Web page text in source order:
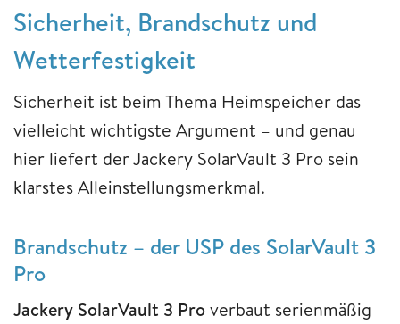
Sicherheit, Brandschutz und
Wetterfestigkeit
Sicherheit ist beim Thema Heimspeicher das
vielleicht wichtigste Argument – und genau
hier liefert der Jackery SolarVault 3 Pro sein
klarstes Alleinstellungsmerkmal.
Brandschutz – der USP des SolarVault 3
Pro
Jackery SolarVault 3 Proverbaut serienmäßig